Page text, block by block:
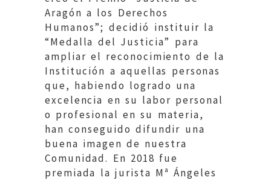
Aragón a los Derechos
Humanos”; decidió instituir la
“Medalla del Justicia” para
ampliar el reconocimiento de la
Institución a aquellas personas
que, habiendo logrado una
excelencia en su labor personal
o profesional en su materia,
han conseguido difundir una
buena imagen de nuestra
Comunidad. En 2018 fue
premiada la jurista Mª Ángeles